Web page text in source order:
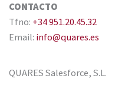
CONTACTO
Tfno: +34 951.20.45.32
Email: info@quares.es
QUARES Salesforce, S.L.